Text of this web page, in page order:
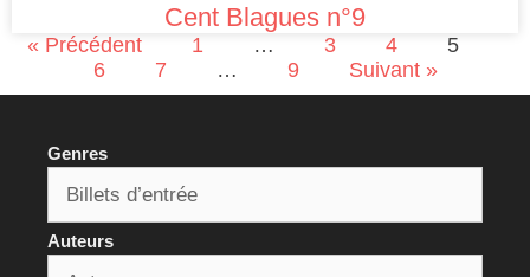
Cent Blagues n°9
« Précédent 1 … 3 4
5
6
7 … 9 Suivant »
Genres
Auteurs